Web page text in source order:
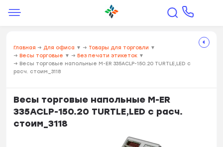
Главная → Для офиса ▼ → Товары для торговли ▼
→ Весы торговые ▼ → Без печати этикеток ▼
→ Весы торговые напольные M-ER 335ACLP-150.20 TURTLE,LED с
расч. стоим_3118
Весы торговые напольные M-ER
335ACLP-150.20 TURTLE,LED с расч.
стоим_3118